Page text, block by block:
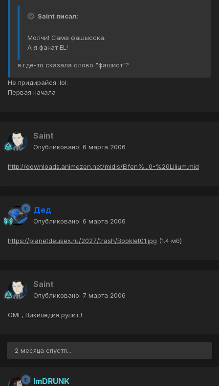
Saint писал:
Молчи! Сама фашысска.
А я фанат EL!
я где-то сказала слово "фашист"?
Не придирайся :lol:
Первая начала
Saint
Опубликовано: 6 марта 2006
http://downloads.animezen.net/midis/Elfen%...0-%20Lilium.mid
Дед
Опубликовано: 6 марта 2006
https://planetdeusex.ru/2027/trash/Booklet01.jpg (1.4 мб)
Saint
Опубликовано: 7 марта 2006
ОМГ, Википедия рулит !
2 месяца спустя...
ImDRUNK